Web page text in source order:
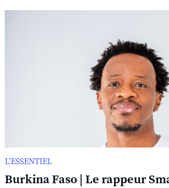
L’ESSENTIEL
Burkina Faso | Le rappeur